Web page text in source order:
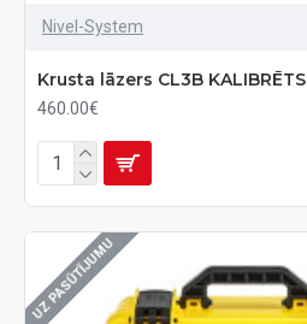
Nivel-System
Krusta lāzers CL3B KALIBRĒTS
460.00€
UZ PASŪTĪJUMU